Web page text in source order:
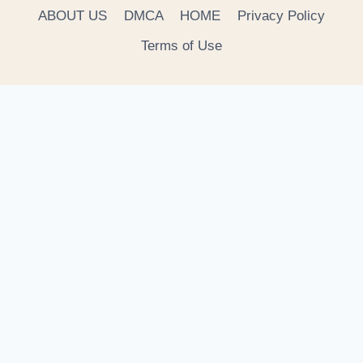
ABOUT US DMCA HOME
Privacy Policy
Terms of Use